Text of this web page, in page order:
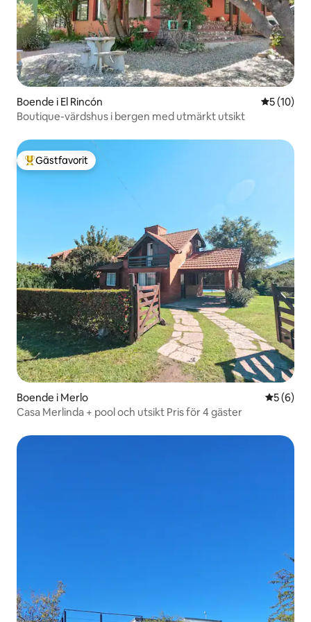
Boende i El Rincón 5 av 5 i
5 (10)
Boutique-värdshus i bergen med utmärkt utsikt
Populär gästfavorit
Gästfavorit
Boende i Merlo 5 av 5 i
5 (6)
Casa Merlinda + pool och utsikt Pris för 4 gäster